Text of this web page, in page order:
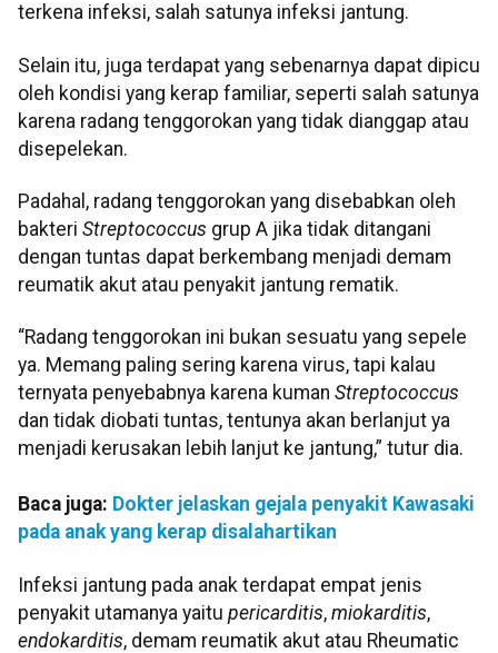
terkena infeksi, salah satunya infeksi jantung.
Selain itu, juga terdapat yang sebenarnya dapat dipicu
oleh kondisi yang kerap familiar, seperti salah satunya
karena radang tenggorokan yang tidak dianggap atau
disepelekan.
Padahal, radang tenggorokan yang disebabkan oleh
bakteri Streptococcus grup A jika tidak ditangani
dengan tuntas dapat berkembang menjadi demam
reumatik akut atau penyakit jantung rematik.
“Radang tenggorokan ini bukan sesuatu yang sepele
ya. Memang paling sering karena virus, tapi kalau
ternyata penyebabnya karena kuman Streptococcus
dan tidak diobati tuntas, tentunya akan berlanjut ya
menjadi kerusakan lebih lanjut ke jantung,” tutur dia.
Baca juga: Dokter jelaskan gejala penyakit Kawasaki
pada anak yang kerap disalahartikan
Infeksi jantung pada anak terdapat empat jenis
penyakit utamanya yaitu pericarditis, miokarditis,
endokarditis, demam reumatik akut atau Rheumatic